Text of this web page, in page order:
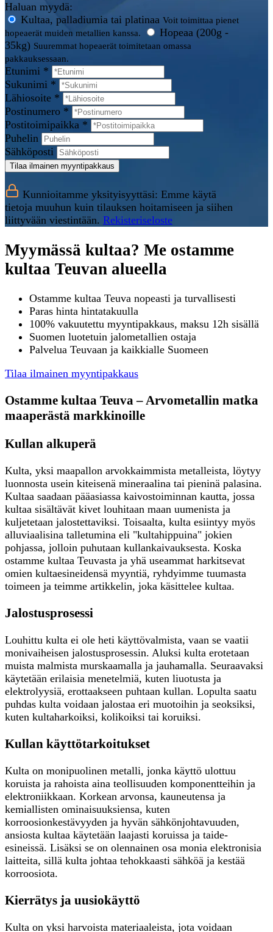
Haluan myydä:
Kultaa, palladiumia tai platinaa Voit toimittaa pienet
hopeaerät muiden metallien kanssa.
Hopeaa (200g -
35kg) Suuremmat hopeaerät toimitetaan omassa
pakkauksessaan.
Etunimi *
Sukunimi *
Lähiosoite *
Postinumero *
Postitoimipaikka *
Puhelin
Sähköposti
Tilaa ilmainen myyntipakkaus
Kunnioitamme yksityisyyttäsi: Emme käytä
tietoja muuhun kuin tilauksen hoitamiseen ja siihen
liittyvään viestintään. Rekisteriseloste
Myymässä kultaa? Me ostamme
kultaa Teuvan alueella
Ostamme kultaa Teuva nopeasti ja turvallisesti
Paras hinta hintatakuulla
100% vakuutettu myyntipakkaus, maksu 12h sisällä
Suomen luotetuin jalometallien ostaja
Palvelua Teuvaan ja kaikkialle Suomeen
Tilaa ilmainen myyntipakkaus
Ostamme kultaa Teuva – Arvometallin matka
maaperästä markkinoille
Kullan alkuperä
Kulta, yksi maapallon arvokkaimmista metalleista, löytyy
luonnosta usein kiteisenä mineraalina tai pieninä palasina.
Kultaa saadaan pääasiassa kaivostoiminnan kautta, jossa
kultaa sisältävät kivet louhitaan maan uumenista ja
kuljetetaan jalostettaviksi. Toisaalta, kulta esiintyy myös
alluviaalisina talletumina eli "kultahippuina" jokien
pohjassa, jolloin puhutaan kullankaivauksesta. Koska
ostamme kultaa Teuvasta ja yhä useammat harkitsevat
omien kultaesineidensä myyntiä, ryhdyimme tuumasta
toimeen ja teimme artikkelin, joka käsittelee kultaa.
Jalostusprosessi
Louhittu kulta ei ole heti käyttövalmista, vaan se vaatii
monivaiheisen jalostusprosessin. Aluksi kulta erotetaan
muista malmista murskaamalla ja jauhamalla. Seuraavaksi
käytetään erilaisia menetelmiä, kuten liuotusta ja
elektrolyysiä, erottaakseen puhtaan kullan. Lopulta saatu
puhdas kulta voidaan jalostaa eri muotoihin ja seoksiksi,
kuten kultaharkoiksi, kolikoiksi tai koruiksi.
Kullan käyttötarkoitukset
Kulta on monipuolinen metalli, jonka käyttö ulottuu
koruista ja rahoista aina teollisuuden komponentteihin ja
elektroniikkaan. Korkean arvonsa, kauneutensa ja
kemiallisten ominaisuuksiensa, kuten
korroosionkestävyyden ja hyvän sähkönjohtavuuden,
ansiosta kultaa käytetään laajasti koruissa ja taide-
esineissä. Lisäksi se on olennainen osa monia elektronisia
laitteita, sillä kulta johtaa tehokkaasti sähköä ja kestää
korroosiota.
Kierrätys ja uusiokäyttö
Kulta on yksi harvoista materiaaleista, jota voidaan